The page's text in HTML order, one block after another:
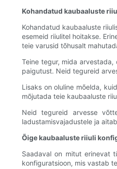
Kohandatud kaubaaluste
Kohandatud kaubaaluste
esemeid riiulitel hoitakse.
teie varusid tõhusalt
Teine tegur, mida
paigutust. Neid tegureid
Lisaks on oluline mõelda,
mõjutada teie kaubaaluste
Neid tegureid arvesse
ladustamisvajadustele ja
Õige kaubaaluste riiuli
Saadaval on mitut erinevat
konfiguratsioon, mis vastab